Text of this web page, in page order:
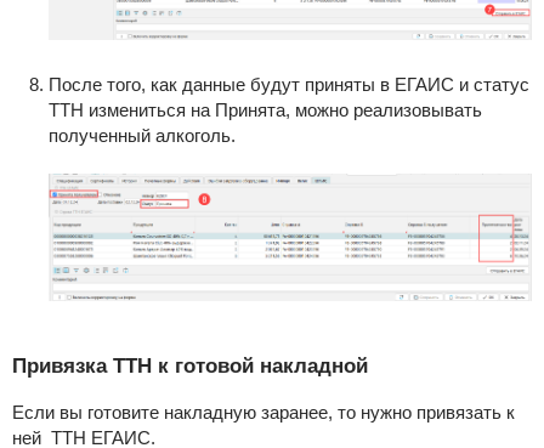
После того, как данные будут приняты в ЕГАИС и статус
ТТН измениться на Принята, можно реализовывать
полученный алкоголь.
Привязка ТТН к готовой накладной
Если вы готовите накладную заранее, то нужно привязать к
ней ТТН ЕГАИС.